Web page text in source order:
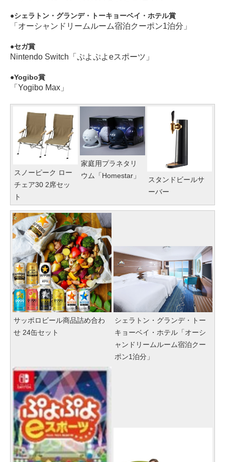
シェラトン・グランデ・トーキョーベイ・ホテル賞
「オーシャンドリームルーム宿泊クーポン1泊分」
セガ賞
Nintendo Switch「ぷよぷよeスポーツ」
Yogibo賞
「Yogibo Max」
スノーピーク ロー
チェア30 2席セッ
ト
家庭用プラネタリ
ウム「Homestar」
スタンドビールサ
ーバー
サッポロビール商品詰め合わ
せ 24缶セット
シェラトン・グランデ・トー
キョーベイ・ホテル「オーシ
ャンドリームルーム宿泊クー
ポン1泊分」